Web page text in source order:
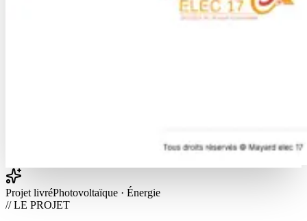
Projet livréPhotovoltaïque · Énergie
// LE PROJET